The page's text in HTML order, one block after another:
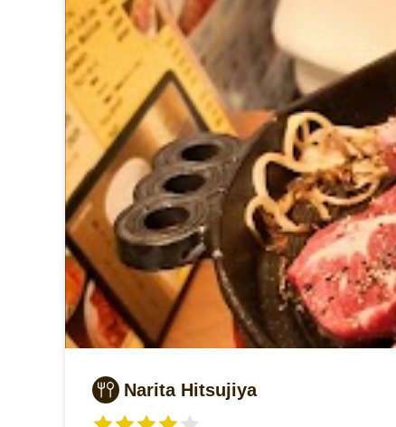
Narita Hitsujiya